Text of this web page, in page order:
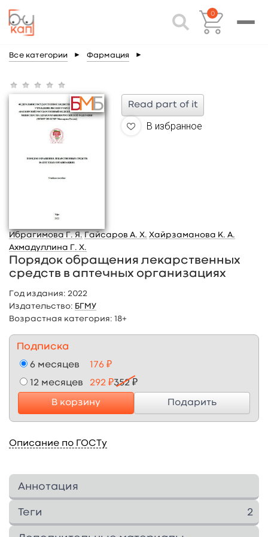
0
Все категории ► Фармация ►
Read part of it
В избранное
Ибрагимова Г. Я. Гайсаров А. Х. Хайрзаманова К. А.
Ахмадуллина Г. Х.
Порядок обращения лекарственных
средств в аптечных организациях
Год издания: 2022
Издательство: БГМУ
Возрастная категория: 18+
Подписка
6 месяцев 176 ₽
12 месяцев 292 ₽352 ₽
В корзину Подарить
Описание по ГОСТу
Аннотация
Учебное пособие подготовлено на основании
Теги 2